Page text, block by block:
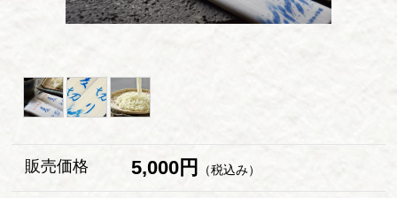
販売価格 5,000円 （税込み）